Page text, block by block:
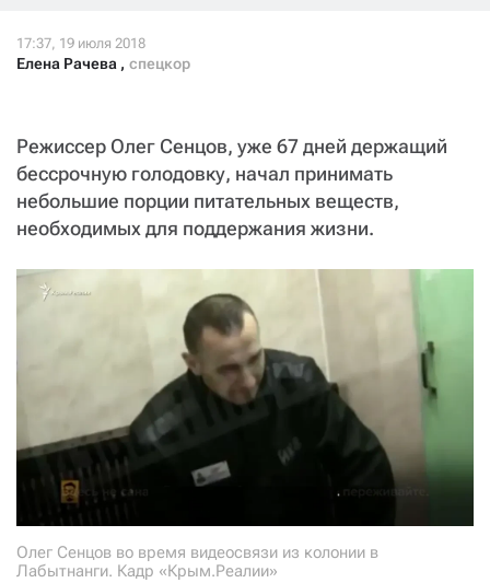
Елена Рачева , спецкор
Режиссер Олег Сенцов, уже 67 дней держащий
бессрочную голодовку, начал принимать
небольшие порции питательных веществ,
необходимых для поддержания жизни.
Олег Сенцов во время видеосвязи из колонии в
Лабытнанги. Кадр «Крым.Реалии»
Нажимая кнопку «Стать соучастником»,
ПОДЕЛИТЬСЯ С ДРУЗЬЯМИ
Если у вас есть вопросы, пишите donate@novayagazeta.ru
звоните:
+7 (929) 612-03-68